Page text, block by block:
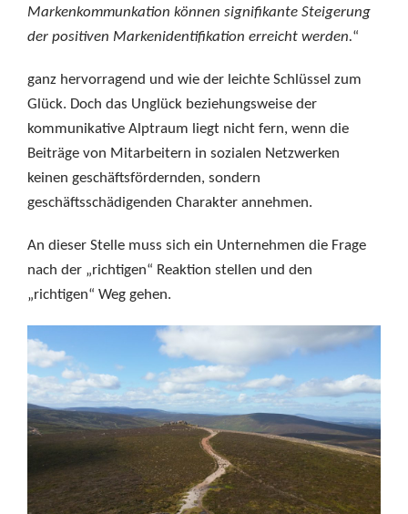
Markenkommunkation können signifikante Steigerung
der positiven Markenidentifikation erreicht werden.“
ganz hervorragend und wie der leichte Schlüssel zum
Glück. Doch das Unglück beziehungsweise der
kommunikative Alptraum liegt nicht fern, wenn die
Beiträge von Mitarbeitern in sozialen Netzwerken
keinen geschäftsfördernden, sondern
geschäftsschädigenden Charakter annehmen.
An dieser Stelle muss sich ein Unternehmen die Frage
nach der „richtigen“ Reaktion stellen und den
„richtigen“ Weg gehen.